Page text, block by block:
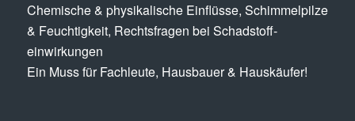
Chemische & physikalische Einflüsse, Schimmel­pilze
& Feuchtigkeit, Rechts­fragen bei Schadstoff­
einwirkungen
Ein Muss für Fachleute, Hausbauer & Hauskäufer!